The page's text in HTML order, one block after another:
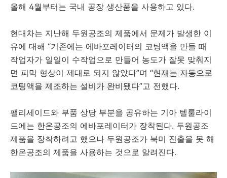
올해 4월부터는 국내 공장 생산품을 사용하고 있다.
현대차는 지난해 두원공조의 제품에서 문제가 발생한 이
유에 대해 “기존에는 에바포레이터의 코팅액을 만들 때
작업자가 일일이 수작업으로 만들어 농도가 잘못 맞춰지
면 피막 형상이 제대로 되지 않았다”며 “현재는 자동으로
코팅액을 제조하는 설비가 완비됐다”고 전했다.
팰리세이드와 부품 상당 부분을 공유하는 기아 텔룰라이
드에는 한온공조의 에바포레이터가 장착된다. 두원공조
제품을 장착하려고 했으나 두원공조가 북미 진출을 못 해
한온공조의 제품을 사용하는 것으로 알려진다.